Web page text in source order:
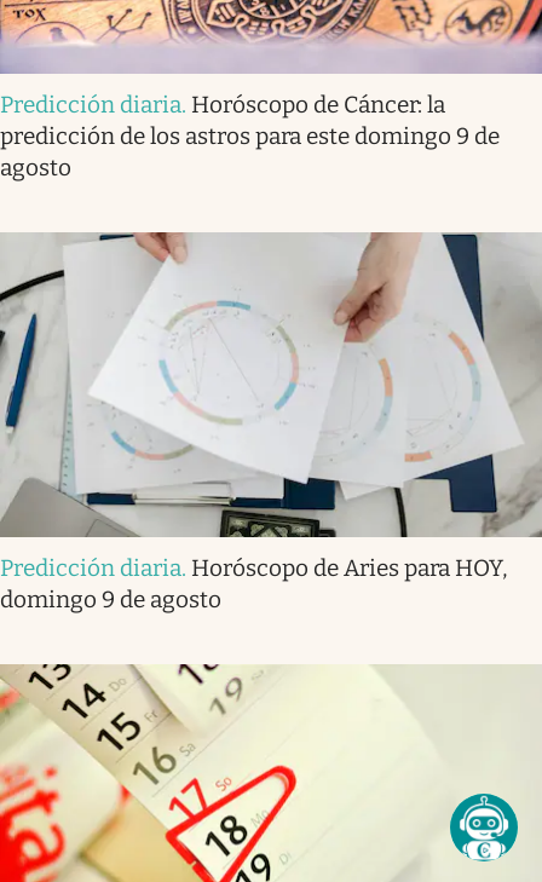
Predicción diaria. Horóscopo de Cáncer: la
predicción de los astros para este domingo 9 de
agosto
Predicción diaria. Horóscopo de Aries para HOY,
domingo 9 de agosto